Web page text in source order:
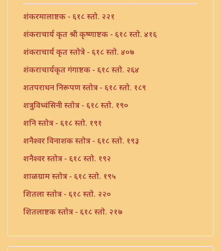
शंकरमालाष्टक - ६१८ स्तो. २२१
शंकराचार्य कृत श्री कृष्णाष्टक - ६१८ स्तो. ४१६
शंकराचार्य कृत स्तोत्रे - ६१८ स्तो. ४०७
शंकराचार्यकृत गंगाष्टक - ६१८ स्तो. २६४
शतपराधन निरूपण स्तोत्र - ६१८ स्तो. १८९
शत्रुविध्वंसिनी स्तोत्र - ६१८ स्तो. १९०
शनि स्तोत्र - ६१८ स्तो. १९१
शनैश्वर विनाशक स्तोत्र - ६१८ स्तो. १९३
शनैश्वर स्तोत्र - ६१८ स्तो. १९२
शाळग्राम स्तोत्र - ६१८ स्तो. १९५
शितला स्तोत्र - ६१८ स्तो. २२०
शितलाष्टक स्तोत्र - ६१८ स्तो. २१७
शिव नामावली - ६१८ स्तो. ३९०